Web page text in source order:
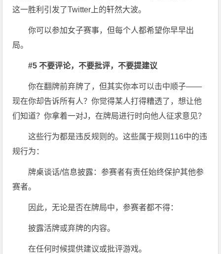
这一胜利引发了Twitter上的轩然大波。
你可以参加女子赛事，但每个人都希望你早早出
局。
#5 不要评论，不要批评，不要提建议
你在翻牌前弃牌了，但其实你本可以击中顺子——
现在你却告诉所有人？你觉得某人打得糟透了，想让他
们知道？你拿着一对J，在牌局进行时向他人征求意见？
这些行为都是违反规则的。这些属于规则116中的违
规行为：
牌桌谈话/信息披露：参赛者有责任始终保护其他参
赛者。
因此，无论是否在牌局中，参赛者都不得：
披露活牌或弃牌的内容。
在任何时候提供建议或批评游戏。